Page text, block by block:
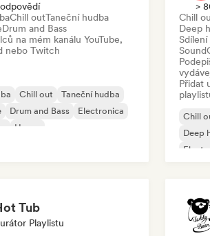
Chill outTaneční hudba
Drum and Bass
na mém kanálu YouTube,
nebo Twitch
Chill out
Taneční hudba
Drum and Bass
Electronica
House
>
Chill
Deep
Sdílení
Přidat
Chill
Deep
Tub
Playlistu